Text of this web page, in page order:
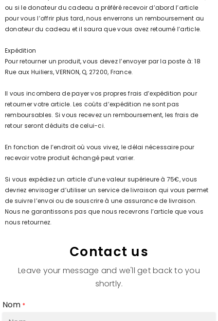
ou si le donateur du cadeau a préféré recevoir d’abord l’article
pour vous l’offrir plus tard, nous enverrons un remboursement au
donateur du cadeau et il saura que vous avez retourné l’article.
Expédition
Pour retourner un produit, vous devez l’envoyer par la poste à: 18
Rue aux Huiliers, VERNON, Q, 27200, France.
Il vous incombera de payer vos propres frais d’expédition pour
retourner votre article. Les coûts d’expédition ne sont pas
remboursables. Si vous recevez un remboursement, les frais de
retour seront déduits de celui-ci.
En fonction de l’endroit où vous vivez, le délai nécessaire pour
recevoir votre produit échangé peut varier.
Si vous expédiez un article d’une valeur supérieure à 75€, vous
devriez envisager d’utiliser un service de livraison qui vous permet
de suivre l’envoi ou de souscrire à une assurance de livraison.
Nous ne garantissons pas que nous recevrons l’article que vous
nous retournez.
Contact us
Leave your message and we'll get back to you
shortly.
Nom *